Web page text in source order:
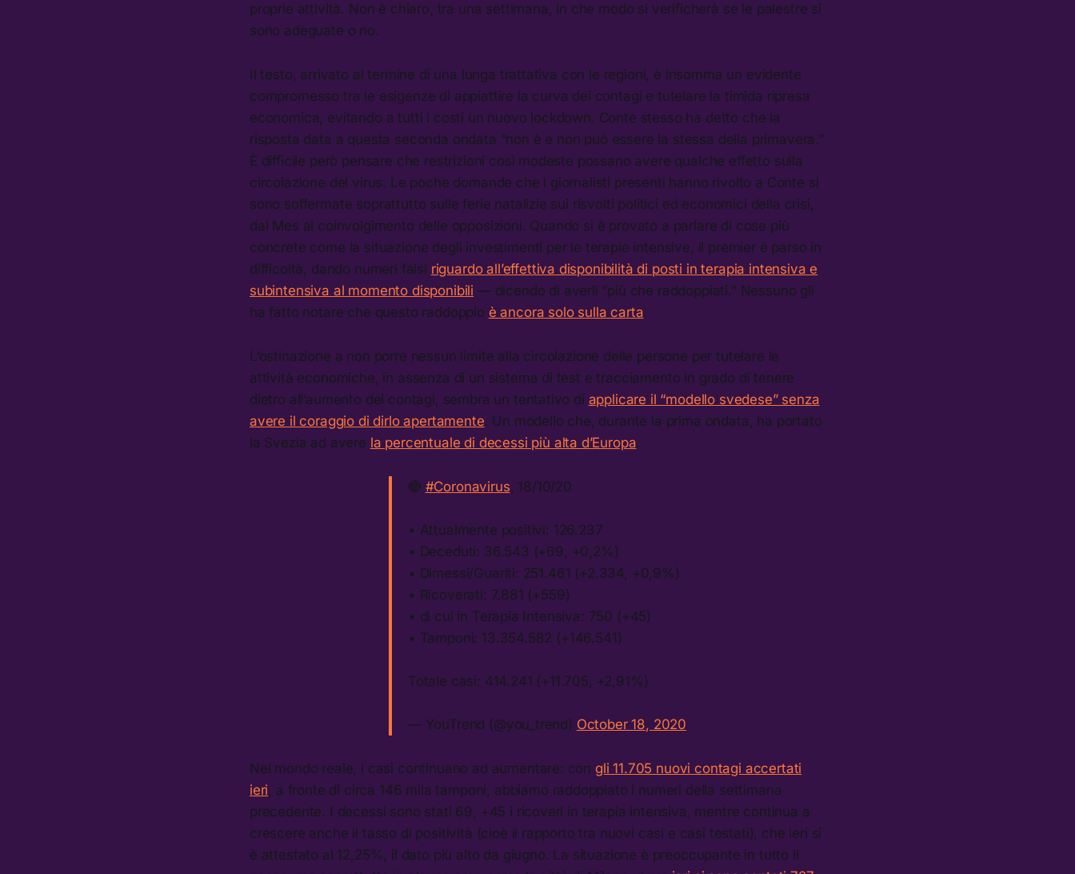
proprie attività. Non è chiaro, tra una settimana, in che modo si verificherà se le palestre si
sono adeguate o no.
Il testo, arrivato al termine di una lunga trattativa con le regioni, è insomma un evidente
compromesso tra le esigenze di appiattire la curva dei contagi e tutelare la timida ripresa
economica, evitando a tutti i costi un nuovo lockdown. Conte stesso ha detto che la
risposta data a questa seconda ondata “non è e non può essere la stessa della primavera.”
È difficile però pensare che restrizioni così modeste possano avere qualche effetto sulla
circolazione del virus. Le poche domande che i giornalisti presenti hanno rivolto a Conte si
sono soffermate soprattutto sulle ferie natalizie sui risvolti politici ed economici della crisi,
dal Mes al coinvolgimento delle opposizioni. Quando si è provato a parlare di cose più
concrete come la situazione degli investimenti per le terapie intensive, il premier è parso in
difficoltà, dando numeri falsi riguardo all’effettiva disponibilità di posti in terapia intensiva e
subintensiva al momento disponibili — dicendo di averli “più che raddoppiati.” Nessuno gli
ha fatto notare che questo raddoppio è ancora solo sulla carta.
L’ostinazione a non porre nessun limite alla circolazione delle persone per tutelare le
attività economiche, in assenza di un sistema di test e tracciamento in grado di tenere
dietro all’aumento dei contagi, sembra un tentativo di applicare il “modello svedese” senza
avere il coraggio di dirlo apertamente. Un modello che, durante la prima ondata, ha portato
la Svezia ad avere la percentuale di decessi più alta d’Europa.
🔴 #Coronavirus, 18/10/20
• Attualmente positivi: 126.237
• Deceduti: 36.543 (+69, +0,2%)
• Dimessi/Guariti: 251.461 (+2.334, +0,9%)
• Ricoverati: 7.881 (+559)
• di cui in Terapia Intensiva: 750 (+45)
• Tamponi: 13.354.582 (+146.541)
Totale casi: 414.241 (+11.705, +2,91%)
— YouTrend (@you_trend) October 18, 2020
Nel mondo reale, i casi continuano ad aumentare: con gli 11.705 nuovi contagi accertati
ieri, a fronte di circa 146 mila tamponi, abbiamo raddoppiato i numeri della settimana
precedente. I decessi sono stati 69, +45 i ricoveri in terapia intensiva, mentre continua a
crescere anche il tasso di positività (cioè il rapporto tra nuovi casi e casi testati), che ieri si
è attestato al 12,25%, il dato più alto da giugno. La situazione è preoccupante in tutto il